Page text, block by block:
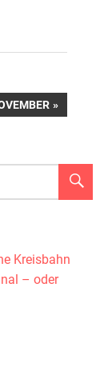
Kreisbahn
– oder